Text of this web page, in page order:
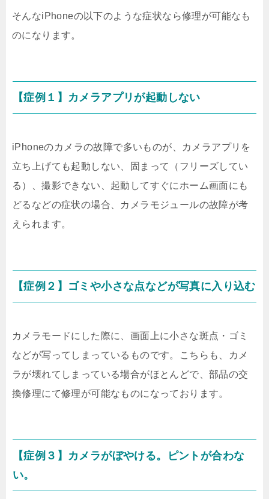
そんなiPhoneの以下のような症状なら修理が可能なも
のになります。
【症例１】カメラアプリが起動しない
iPhoneのカメラの故障で多いものが、カメラアプリを
立ち上げても起動しない、固まって（フリーズしてい
る）、撮影できない、起動してすぐにホーム画面にも
どるなどの症状の場合、カメラモジュールの故障が考
えられます。
【症例２】ゴミや小さな点などが写真に入り込む
カメラモードにした際に、画面上に小さな斑点・ゴミ
などが写ってしまっているものです。こちらも、カメ
ラが壊れてしまっている場合がほとんどで、部品の交
換修理にて修理が可能なものになっております。
【症例３】カメラがぼやける。ピントが合わな
い。